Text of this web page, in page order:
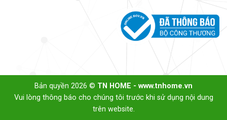
Bản quyền 2026 © TN HOME - www.tnhome.vn
Vui lòng thông báo cho chúng tôi trước khi sử dụng nội dung
trên website.